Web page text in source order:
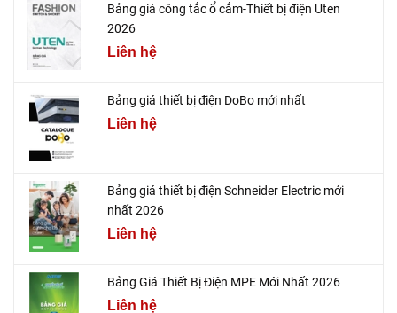
Bảng giá công tắc ổ cắm-Thiết bị điện Uten
2026
Liên hệ
Bảng giá thiết bị điện DoBo mới nhất
Liên hệ
Bảng giá thiết bị điện Schneider Electric mới
nhất 2026
Liên hệ
Bảng Giá Thiết Bị Điện MPE Mới Nhất 2026
Liên hệ